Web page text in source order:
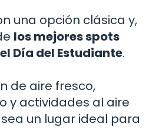
una opción clásica y,
los mejores spots
Día del Estudiante.
de aire fresco,
y actividades al aire
un lugar ideal para